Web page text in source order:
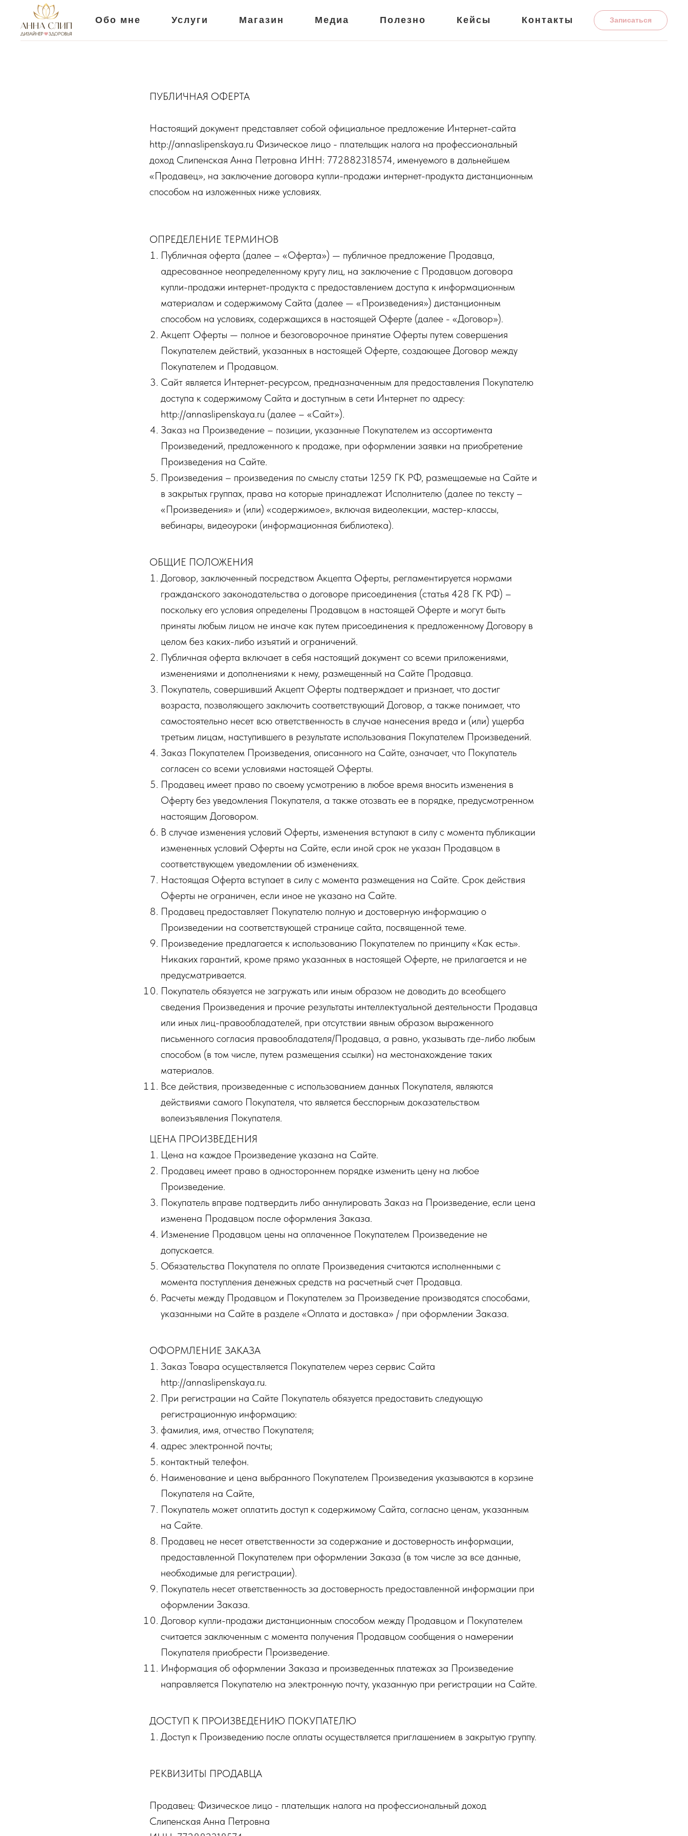
Обо мне Услуги Магазин Медиа Полезно Кейсы Контакты Записаться
ПУБЛИЧНАЯ ОФЕРТА
Настоящий документ представляет собой официальное предложение Интернет-сайта
http://annaslipenskaya.ru Физическое лицо - плательщик налога на профессиональный
доход Слипенская Анна Петровна ИНН: 772882318574, именуемого в дальнейшем
«Продавец», на заключение договора купли-продажи интернет-продукта дистанционным
способом на изложенных ниже условиях.
ОПРЕДЕЛЕНИЕ ТЕРМИНОВ
Публичная оферта (далее – «Оферта») — публичное предложение Продавца,
адресованное неопределенному кругу лиц, на заключение с Продавцом договора
купли-продажи интернет-продукта с предоставлением доступа к информационным
материалам и содержимому Сайта (далее — «Произведения») дистанционным
способом на условиях, содержащихся в настоящей Оферте (далее - «Договор»).
Акцепт Оферты — полное и безоговорочное принятие Оферты путем совершения
Покупателем действий, указанных в настоящей Оферте, создающее Договор между
Покупателем и Продавцом.
Сайт является Интернет-ресурсом, предназначенным для предоставления Покупателю
доступа к содержимому Сайта и доступным в сети Интернет по адресу:
http://annaslipenskaya.ru (далее – «Сайт»).
Заказ на Произведение – позиции, указанные Покупателем из ассортимента
Произведений, предложенного к продаже, при оформлении заявки на приобретение
Произведения на Сайте.
Произведения – произведения по смыслу статьи 1259 ГК РФ, размещаемые на Сайте и
в закрытых группах, права на которые принадлежат Исполнителю (далее по тексту –
«Произведения» и (или) «содержимое», включая видеолекции, мастер-классы,
вебинары, видеоуроки (информационная библиотека).
ОБЩИЕ ПОЛОЖЕНИЯ
Договор, заключенный посредством Акцепта Оферты, регламентируется нормами
гражданского законодательства о договоре присоединения (статья 428 ГК РФ) –
поскольку его условия определены Продавцом в настоящей Оферте и могут быть
приняты любым лицом не иначе как путем присоединения к предложенному Договору в
целом без каких-либо изъятий и ограничений.
Публичная оферта включает в себя настоящий документ со всеми приложениями,
изменениями и дополнениями к нему, размещенный на Сайте Продавца.
Покупатель, совершивший Акцепт Оферты подтверждает и признает, что достиг
возраста, позволяющего заключить соответствующий Договор, а также понимает, что
самостоятельно несет всю ответственность в случае нанесения вреда и (или) ущерба
третьим лицам, наступившего в результате использования Покупателем Произведений.
Заказ Покупателем Произведения, описанного на Сайте, означает, что Покупатель
согласен со всеми условиями настоящей Оферты.
Продавец имеет право по своему усмотрению в любое время вносить изменения в
Оферту без уведомления Покупателя, а также отозвать ее в порядке, предусмотренном
настоящим Договором.
В случае изменения условий Оферты, изменения вступают в силу с момента публикации
измененных условий Оферты на Сайте, если иной срок не указан Продавцом в
соответствующем уведомлении об изменениях.
Настоящая Оферта вступает в силу с момента размещения на Сайте. Срок действия
Оферты не ограничен, если иное не указано на Сайте.
Продавец предоставляет Покупателю полную и достоверную информацию о
Произведении на соответствующей странице сайта, посвященной теме.
Произведение предлагается к использованию Покупателем по принципу «Как есть».
Никаких гарантий, кроме прямо указанных в настоящей Оферте, не прилагается и не
предусматривается.
Покупатель обязуется не загружать или иным образом не доводить до всеобщего
сведения Произведения и прочие результаты интеллектуальной деятельности Продавца
или иных лиц-правообладателей, при отсутствии явным образом выраженного
письменного согласия правообладателя/Продавца, а равно, указывать где-либо любым
способом (в том числе, путем размещения ссылки) на местонахождение таких
материалов.
Все действия, произведенные с использованием данных Покупателя, являются
действиями самого Покупателя, что является бесспорным доказательством
волеизъявления Покупателя.
ЦЕНА ПРОИЗВЕДЕНИЯ
Цена на каждое Произведение указана на Сайте.
Продавец имеет право в одностороннем порядке изменить цену на любое
Произведение.
Покупатель вправе подтвердить либо аннулировать Заказ на Произведение, если цена
изменена Продавцом после оформления Заказа.
Изменение Продавцом цены на оплаченное Покупателем Произведение не
допускается.
Обязательства Покупателя по оплате Произведения считаются исполненными с
момента поступления денежных средств на расчетный счет Продавца.
Расчеты между Продавцом и Покупателем за Произведение производятся способами,
указанными на Сайте в разделе «Оплата и доставка» / при оформлении Заказа.
ОФОРМЛЕНИЕ ЗАКАЗА
Заказ Товара осуществляется Покупателем через сервис Сайта
http://annaslipenskaya.ru.
При регистрации на Сайте Покупатель обязуется предоставить следующую
регистрационную информацию:
фамилия, имя, отчество Покупателя;
адрес электронной почты;
контактный телефон.
Наименование и цена выбранного Покупателем Произведения указываются в корзине
Покупателя на Сайте,
Покупатель может оплатить доступ к содержимому Сайта, согласно ценам, указанным
на Сайте.
Продавец не несет ответственности за содержание и достоверность информации,
предоставленной Покупателем при оформлении Заказа (в том числе за все данные,
необходимые для регистрации).
Покупатель несет ответственность за достоверность предоставленной информации при
оформлении Заказа.
Договор купли-продажи дистанционным способом между Продавцом и Покупателем
считается заключенным с момента получения Продавцом сообщения о намерении
Покупателя приобрести Произведение.
Информация об оформлении Заказа и произведенных платежах за Произведение
направляется Покупателю на электронную почту, указанную при регистрации на Сайте.
ДОСТУП К ПРОИЗВЕДЕНИЮ ПОКУПАТЕЛЮ
Доступ к Произведению после оплаты осуществляется приглашением в закрытую группу.
РЕКВИЗИТЫ ПРОДАВЦА
Продавец: Физическое лицо - плательщик налога на профессиональный доход
Слипенская Анна Петровна